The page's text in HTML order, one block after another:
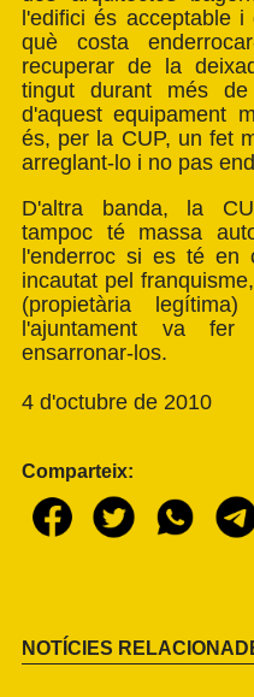
l'edifici és acceptable
què costa
recuperar de la
tingut durant més
d'aquest equipament
és, per la CUP, un fet
arreglant-lo i no pas
D'altra banda, la
tampoc té massa
l'enderroc si es té en
incautat pel
(propietària
l'ajuntament va
ensarronar-los.
4 d'octubre de 2010
Comparteix:
NOTÍCIES